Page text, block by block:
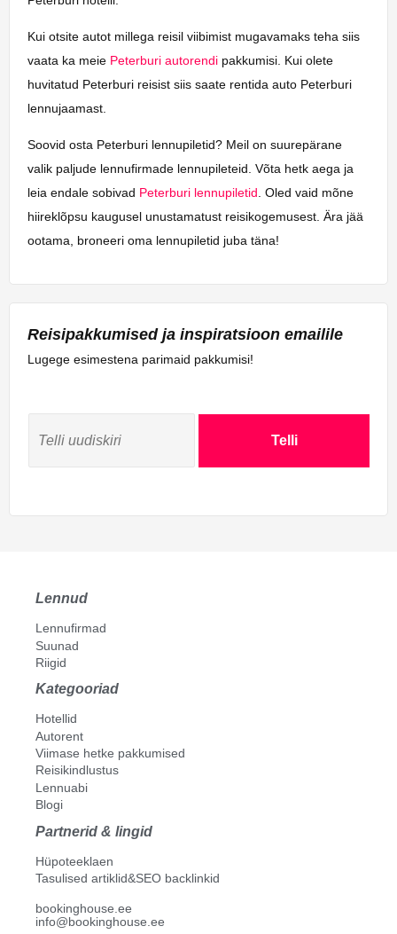
Kui otsite autot millega reisil viibimist mugavamaks teha siis
vaata ka meie Peterburi autorendi pakkumisi. Kui olete
huvitatud Peterburi reisist siis saate rentida auto Peterburi
lennujaamast.
Soovid osta Peterburi lennupiletid? Meil on suurepärane
valik paljude lennufirmade lennupileteid. Võta hetk aega ja
leia endale sobivad Peterburi lennupiletid. Oled vaid mõne
hiireklõpsu kaugusel unustamatust reisikogemusest. Ära jää
ootama, broneeri oma lennupiletid juba täna!
Reisipakkumised ja inspiratsioon emailile
Lugege esimestena parimaid pakkumisi!
Telli
Lennud
Lennufirmad
Suunad
Riigid
Kategooriad
Hotellid
Autorent
Viimase hetke pakkumised
Reisikindlustus
Lennuabi
Blogi
Partnerid & lingid
Hüpoteeklaen
Tasulised artiklid&SEO backlinkid
bookinghouse.ee
info@bookinghouse.ee